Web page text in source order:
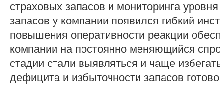
страховых запасов и мониторинга
запасов у компании появился гибкий
повышения оперативности реакции
компании на постоянно меняющийся
стадии стали выявляться и чаще
дефицита и избыточности запасов